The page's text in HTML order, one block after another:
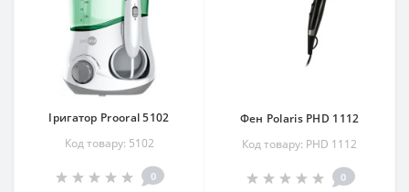
Іригатор Prooral 5102
Код товару: 5102
0
Фен Polaris PHD 1112
Код товару: PHD 1112
0